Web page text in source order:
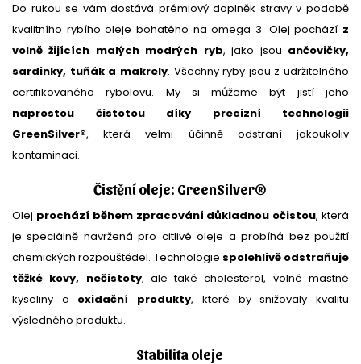
Do rukou se vám dostává prémiový doplněk stravy v podobě
kvalitního rybího oleje bohatého na omega 3. Olej pochází z
volně žijících malých modrých ryb, jako jsou ančovičky,
sardinky, tuňák a makrely. Všechny ryby jsou z udržitelného
certifikovaného rybolovu. My si můžeme být jistí jeho
naprostou čistotou díky precizní technologii
GreenSilver®, která velmi účinně odstraní jakoukoliv
kontaminaci.
Čistění oleje: GreenSilver®
Olej prochází během zpracování důkladnou očistou, která
je speciálně navržená pro citlivé oleje a probíhá bez použití
chemických rozpouštědel. Technologie spolehlivě odstraňuje
těžké kovy, nečistoty, ale také cholesterol, volné mastné
kyseliny a oxidační produkty, které by snižovaly kvalitu
výsledného produktu.
Stabilita oleje